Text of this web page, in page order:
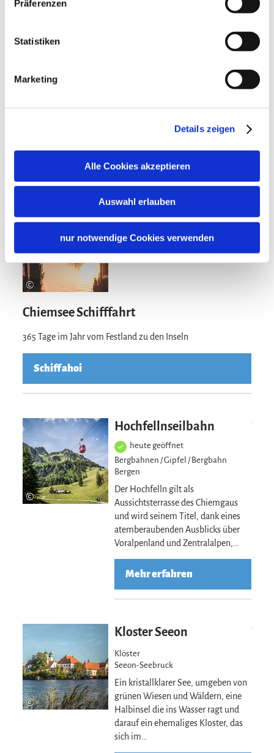
Präferenzen
Statistiken
Marketing
Details zeigen
Alle Cookies akzeptieren
Auswahl erlauben
nur notwendige Cookies verwenden
Chiemgauer Alpen, kulturelle Entdeckungen in
Naturerlebnisse in der vielfältigen
Voralpenlandschaft: Der Chiemgau bietet
zahlreiche Möglichkeiten für komfortable und
©
Chiemsee Schifffahrt
365 Tage im Jahr vom Festland zu den Inseln
Schiff ahoi
©
Hochfellnseilbahn
heute geöffnet
Bergbahnen / Gipfel / Bergbahn
Bergen
Der Hochfelln gilt als
Aussichtsterrasse des Chiemgaus
und wird seinem Titel, dank eines
atemberaubenden Ausblicks über
Voralpenland und Zentralalpen,…
Mehr erfahren
©
Kloster Seeon
Klöster
Seeon-Seebruck
Ein kristallklarer See, umgeben von
grünen Wiesen und Wäldern, eine
Halbinsel die ins Wasser ragt und
darauf ein ehemaliges Kloster, das
sich im…